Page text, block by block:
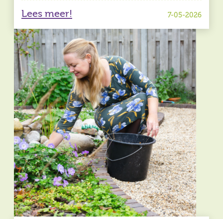
Lees meer! 7-05-2026